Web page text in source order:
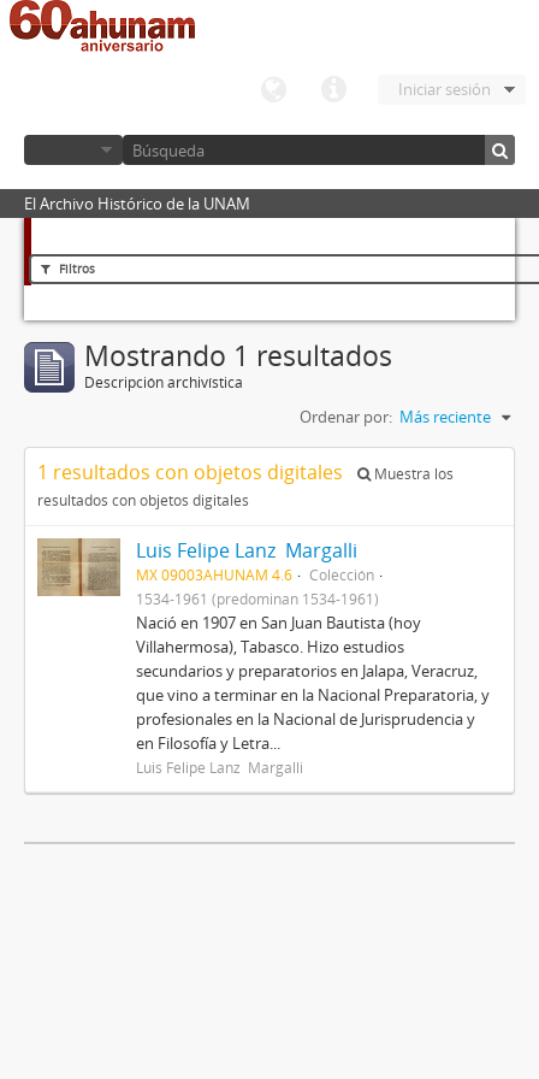
Iniciar sesión
El Archivo Histórico de la UNAM
Filtros
Mostrando 1 resultados
Descripción archivística
Ordenar por: Más reciente
1 resultados con objetos digitales
Muestra los
resultados con objetos digitales
Luis Felipe Lanz Margalli
MX 09003AHUNAM 4.6
Colección
1534-1961 (predominan 1534-1961)
Nació en 1907 en San Juan Bautista (hoy
Villahermosa), Tabasco. Hizo estudios
secundarios y preparatorios en Jalapa, Veracruz,
que vino a terminar en la Nacional Preparatoria, y
profesionales en la Nacional de Jurisprudencia y
en Filosofía y Letra...
Luis Felipe Lanz Margalli